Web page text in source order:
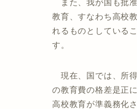
また、我が国も批
教育、すなわち高校
れるものとしている
す。
現在、国では、所
の教育費の格差是正
高校教育が準義務化